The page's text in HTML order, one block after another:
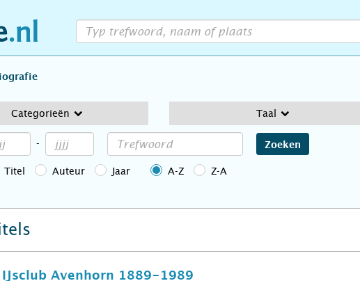
Categorieën Taal
- Zoeken
Titel Auteur Jaar A-Z Z-A
Avenhorn 1889-1989